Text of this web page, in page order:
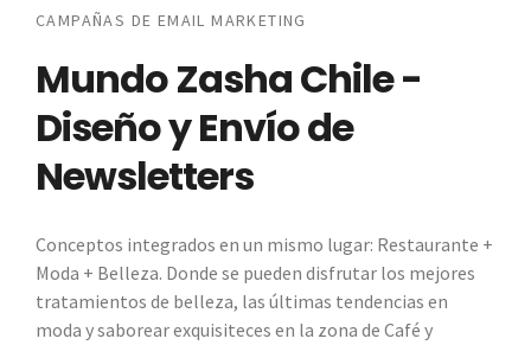
CAMPAÑAS DE EMAIL MARKETING
Mundo Zasha Chile -
Diseño y Envío de
Newsletters
Conceptos integrados en un mismo lugar: Restaurante +
Moda + Belleza. Donde se pueden disfrutar los mejores
tratamientos de belleza, las últimas tendencias en
moda y saborear exquisiteces en la zona de Café y